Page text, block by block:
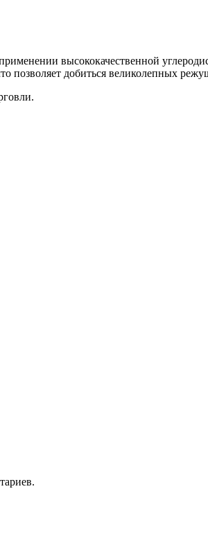
высококачественной
позволяет добиться великолепных